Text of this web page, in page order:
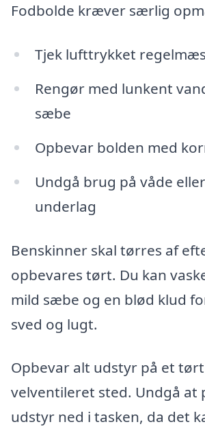
Fodbolde kræver særlig
Tjek lufttrykket
Rengør med lunkent
sæbe
Opbevar bolden med
Undgå brug på våde
underlag
Benskinner skal tørres af
opbevares tørt. Du kan
mild sæbe og en blød klud
sved og lugt.
Opbevar alt udstyr på et
velventileret sted. Undgå at
udstyr ned i tasken, da det